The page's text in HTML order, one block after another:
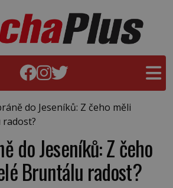
do Jeseníků: Z čeho měli
do Jeseníků: Z čeho
Bruntálu radost?